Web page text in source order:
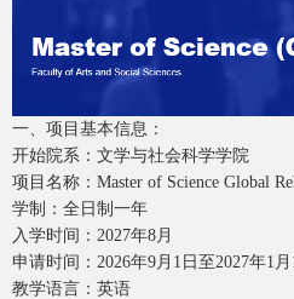
一、项目基本信息：
开始院系：文学与社会科学学院
项目名称：Master of Science Global
学制：全日制一年
入学时间：2027年8月
申请时间：2026年9月1日至2027年1月
教学语言：英语